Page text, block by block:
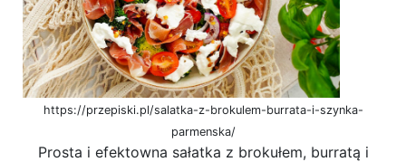
https://przepiski.pl/salatka-z-brokulem-burrata-i-szynka-
parmenska/
Prosta i efektowna sałatka z brokułem, burratą i